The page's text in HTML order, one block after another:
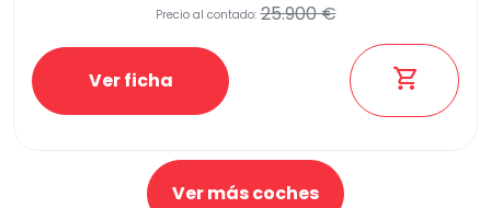
Precio al contado: 25.900 €
Ver ficha
Ver más coches